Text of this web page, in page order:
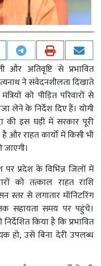
अतिवृष्टि से प्रभावित
ने संवेदनशीलता दिखाते
को पीड़ित परिवारों से
लेने के निर्देश दिए हैं। योगी
की इस घड़ी में सरकार पूरी
राहत कार्यों में किसी भी
जाएगी।
पर प्रदेश के विभिन्न जिलों में
को तत्काल राहत राशि
स्तर से लगातार मॉनिटरिंग
सहायता समय पर पहुंचे।
किया है कि प्रभावित
हो, उसे बिना देरी उपलब्ध